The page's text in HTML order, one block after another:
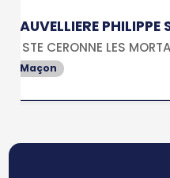
FAUVELLIERE PHILIPPE
STE CERONNE LES
Maçon